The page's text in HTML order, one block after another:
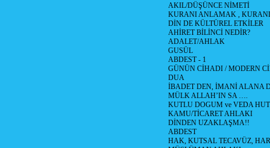
AKIL/DÜŞÜNCE NİMETİ
KURANI ANLAMAK ,
DİN DE KÜLTÜREL ETKİLER
AHİRET BİLİNCİ NEDİR?
ADALET/AHLAK
GUSÜL
ABDEST - 1
GÜNÜN CİHADI / MODERN
DUA
İBADET DEN, İMANİ ALANA
MÜLK ALLAH’IN SA ….
KUTLU DOGUM ve VEDA
KAMU/TİCARET AHLAKI
DİNDEN UZAKLAŞMA!!
ABDEST
HAK, KUTSAL TECAVÜZ,